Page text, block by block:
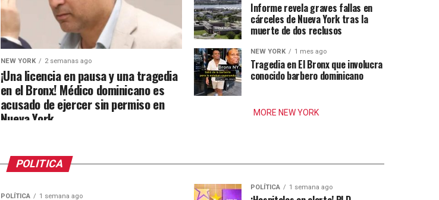
NEW YORK 2 semanas ago
¡Una licencia en pausa y una tragedia
en el Bronx! Médico dominicano es
acusado de ejercer sin permiso en
Nueva York
Informe revela graves fallas en
cárceles de Nueva York tras la
muerte de dos reclusos
NEW YORK 1 mes ago
Tragedia en El Bronx que involucra
conocido barbero dominicano
MORE NEW YORK
POLITICA
POLÍTICA 1 semana ago
POLÍTICA 1 semana ago